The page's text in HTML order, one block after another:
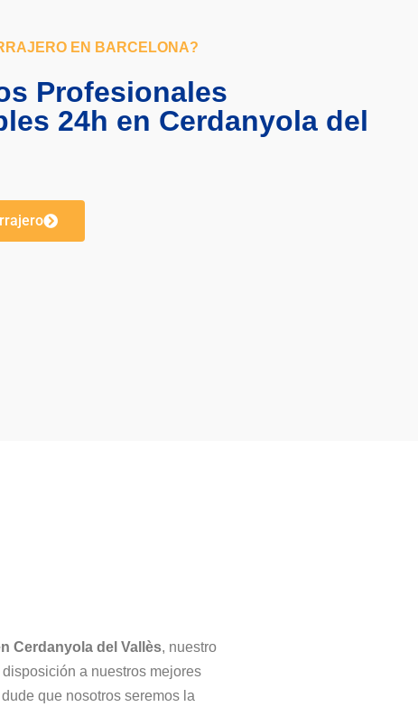
EN BARCELONA?
Profesionales
24h en Cerdanyola del
Cerdanyola del Vallès, nuestro
a nuestros mejores
que nosotros seremos la